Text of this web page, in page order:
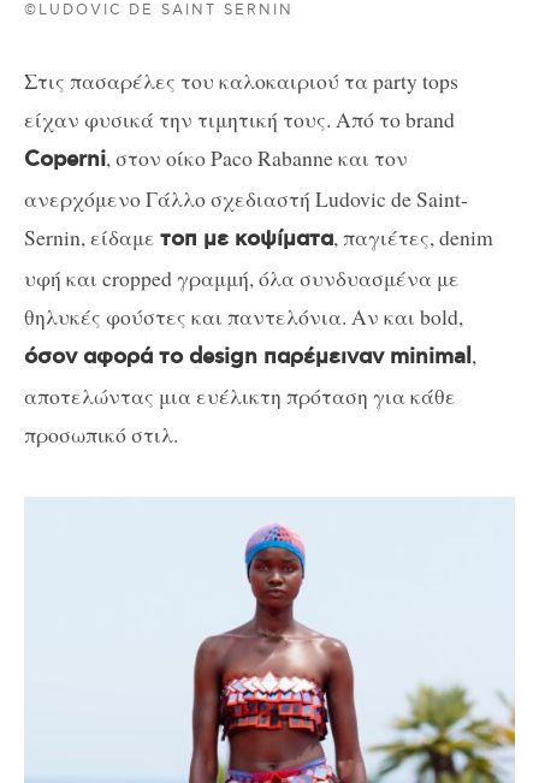
©LUDOVIC DE SAINT SERNIN
Στις πασαρέλες του καλοκαιριού τα party tops
είχαν φυσικά την τιμητική τους. Από το brand
Coperni, στον οίκο Paco Rabanne και τον
ανερχόμενο Γάλλο σχεδιαστή Ludovic de Saint-
Sernin, είδαμε τοπ με κοψίματα, παγιέτες, denim
υφή και cropped γραμμή, όλα συνδυασμένα με
θηλυκές φούστες και παντελόνια. Αν και bold,
όσον αφορά το design παρέμειναν minimal,
αποτελώντας μια ευέλικτη πρόταση για κάθε
προσωπικό στιλ.